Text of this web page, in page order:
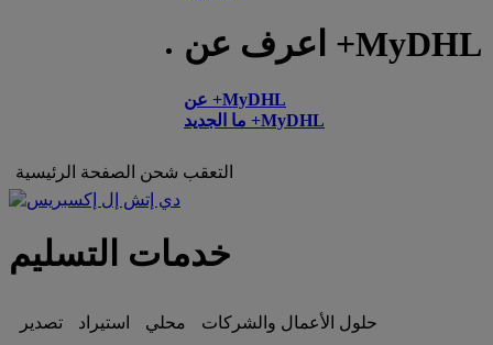
اعرف عن +MyDHL
عن +MyDHL
ما الجديد +MyDHL
الصفحة الرئيسية شحن التعقب
خدمات التسليم
تصدير استيراد محلي حلول الأعمال والشركات